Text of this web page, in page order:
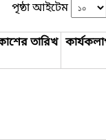
পৃষ্ঠা আইটেম
তারিখ কার্যকলাপ